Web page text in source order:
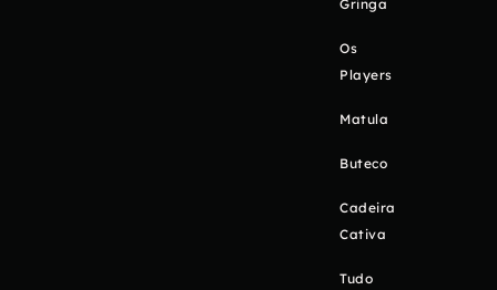
Gringa
Os
Players
Matula
Buteco
Cadeira
Cativa
Tudo